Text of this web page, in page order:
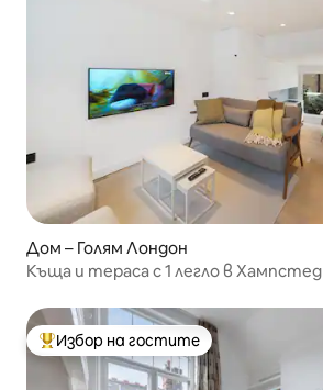
Дом – Голям Лондон
Къща и тераса с 1 легло в Хампстед
Най-популярен избор на гостите
Избор на гостите